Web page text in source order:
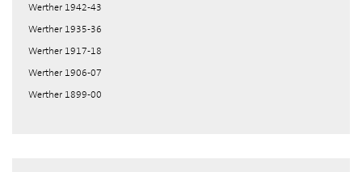
Werther 1942-43
Werther 1935-36
Werther 1917-18
Werther 1906-07
Werther 1899-00